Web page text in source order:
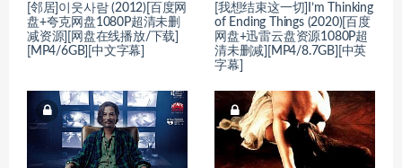
[邻居]이웃사람 (2012)[百度网
盘+夸克网盘1080P超清未删
减资源][网盘在线播放/下载]
[MP4/6GB][中文字幕]
[我想结束这一切]I’m Thinking
of Ending Things (2020)[百度
网盘+迅雷云盘资源1080P超
清未删减][MP4/8.7GB][中英
字幕]